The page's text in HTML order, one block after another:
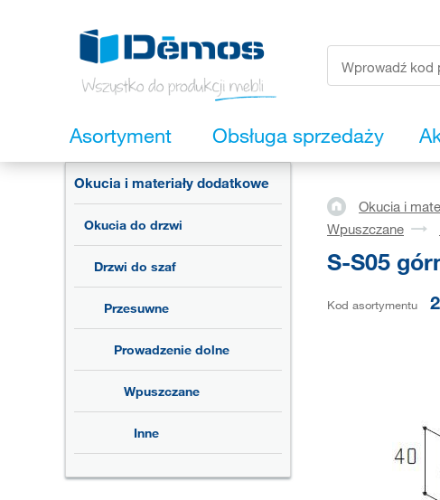
Asortyment Obsługa sprzedaży
Okucia i materiały dodatkowe
Okucia do drzwi
Drzwi do szaf
Przesuwne
Prowadzenie dolne
Wpuszczane
Inne
Okucia i
Wpuszczane
S-S05
Kod asortymentu